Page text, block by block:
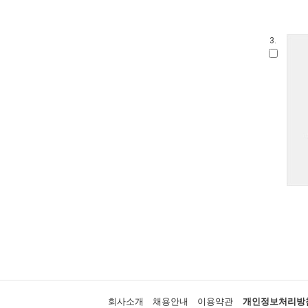
3.
회사소개 채용안내 이용약관 개인정보처리방